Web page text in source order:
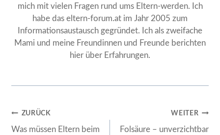
mich mit vielen Fragen rund ums Eltern-werden. Ich
habe das eltern-forum.at im Jahr 2005 zum
Informationsaustausch gegründet. Ich als zweifache
Mami und meine Freundinnen und Freunde berichten
hier über Erfahrungen.
Beitragsnavigation
ZURÜCK
Was müssen Eltern beim
WEITER
Folsäure – unverzichtbar